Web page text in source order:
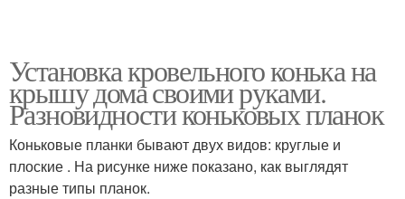
Установка кровельного конька на
крышу дома своими руками.
Разновидности коньковых планок
Коньковые планки бывают двух видов: круглые и
плоские . На рисунке ниже показано, как выглядят
разные типы планок.